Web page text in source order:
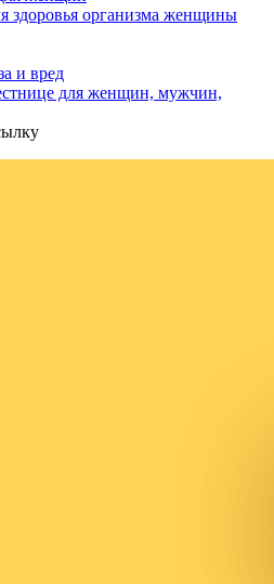
здоровья организма женщины
для женщин, мужчин,